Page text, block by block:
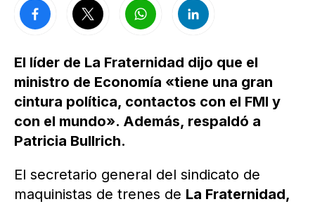
El líder de La Fraternidad dijo que el
ministro de Economía «tiene una gran
cintura política, contactos con el FMI y
con el mundo». Además, respaldó a
Patricia Bullrich.
El secretario general del sindicato de
maquinistas de trenes de La Fraternidad,